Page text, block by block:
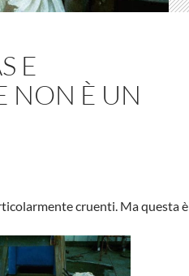
E
NON È UN
cruenti. Ma questa è